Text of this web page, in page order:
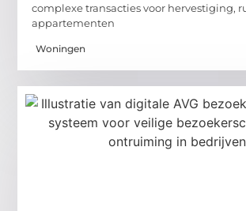
complexe transacties voor hervestiging,
appartementen
Woningen